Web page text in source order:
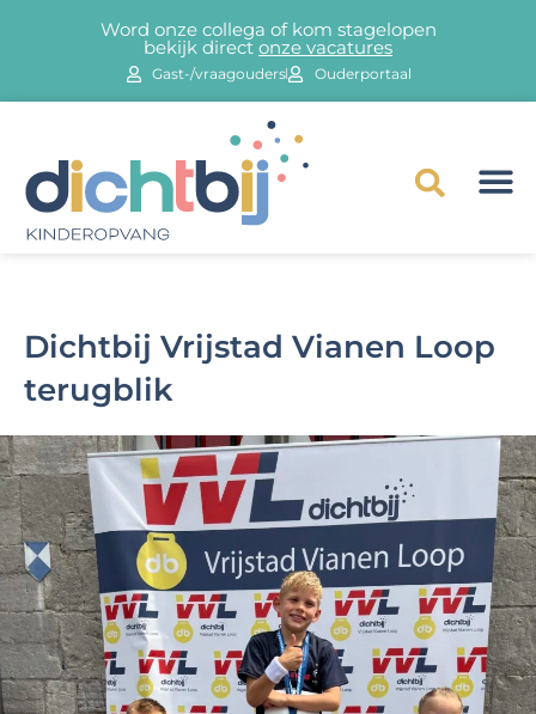
Word onze collega of kom stagelopen
bekijk direct onze vacatures
Gast-/vraagouders Ouderportaal
Dichtbij Vrijstad Vianen Loop
terugblik